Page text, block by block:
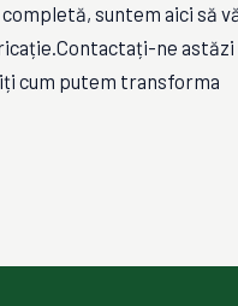
suntem aici să
ne astăzi
cum putem transforma